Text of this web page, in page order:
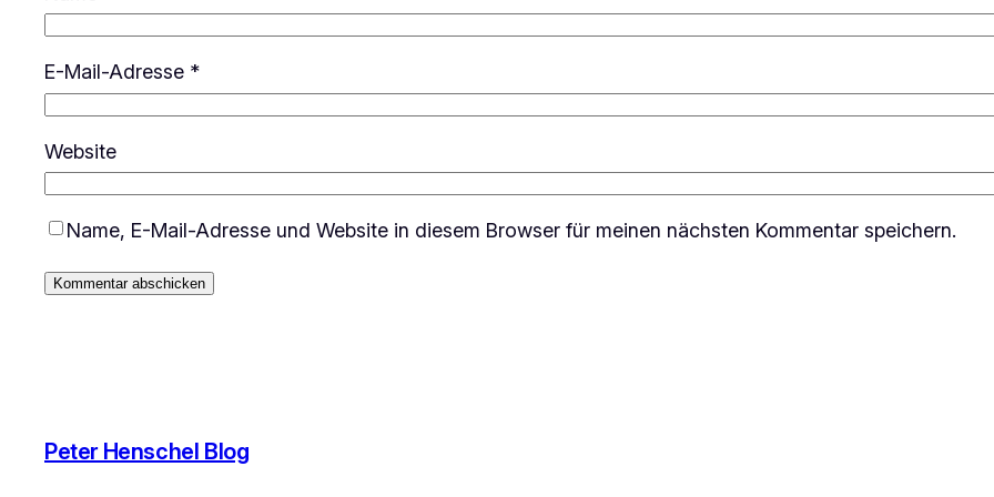
E-Mail-Adresse *
Website
Name, E-Mail-Adresse und Website in diesem Browser für meinen nächsten Kommentar speichern.
Peter Henschel Blog